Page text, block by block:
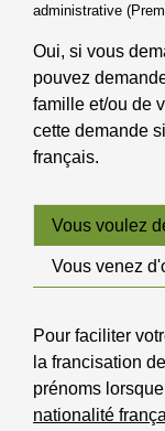
administrative
Oui, si vous
pouvez
famille et/ou de
cette demande
français.
Vous voulez
Vous venez
Pour faciliter
la francisation
prénoms
nationalité